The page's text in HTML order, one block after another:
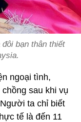
bạn thân thiết
ngoại tình,
sau khi vụ
ta chỉ biết
tế là đến 11